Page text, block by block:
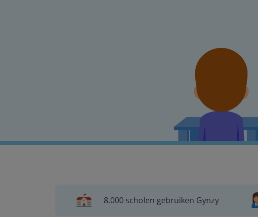
8.000 scholen gebruiken Gynzy